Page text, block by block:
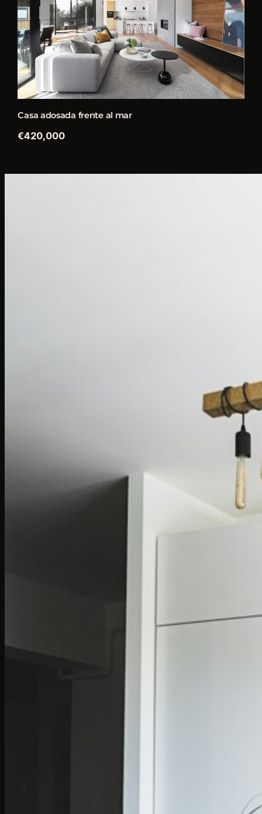
Casa adosada frente al mar
€420,000